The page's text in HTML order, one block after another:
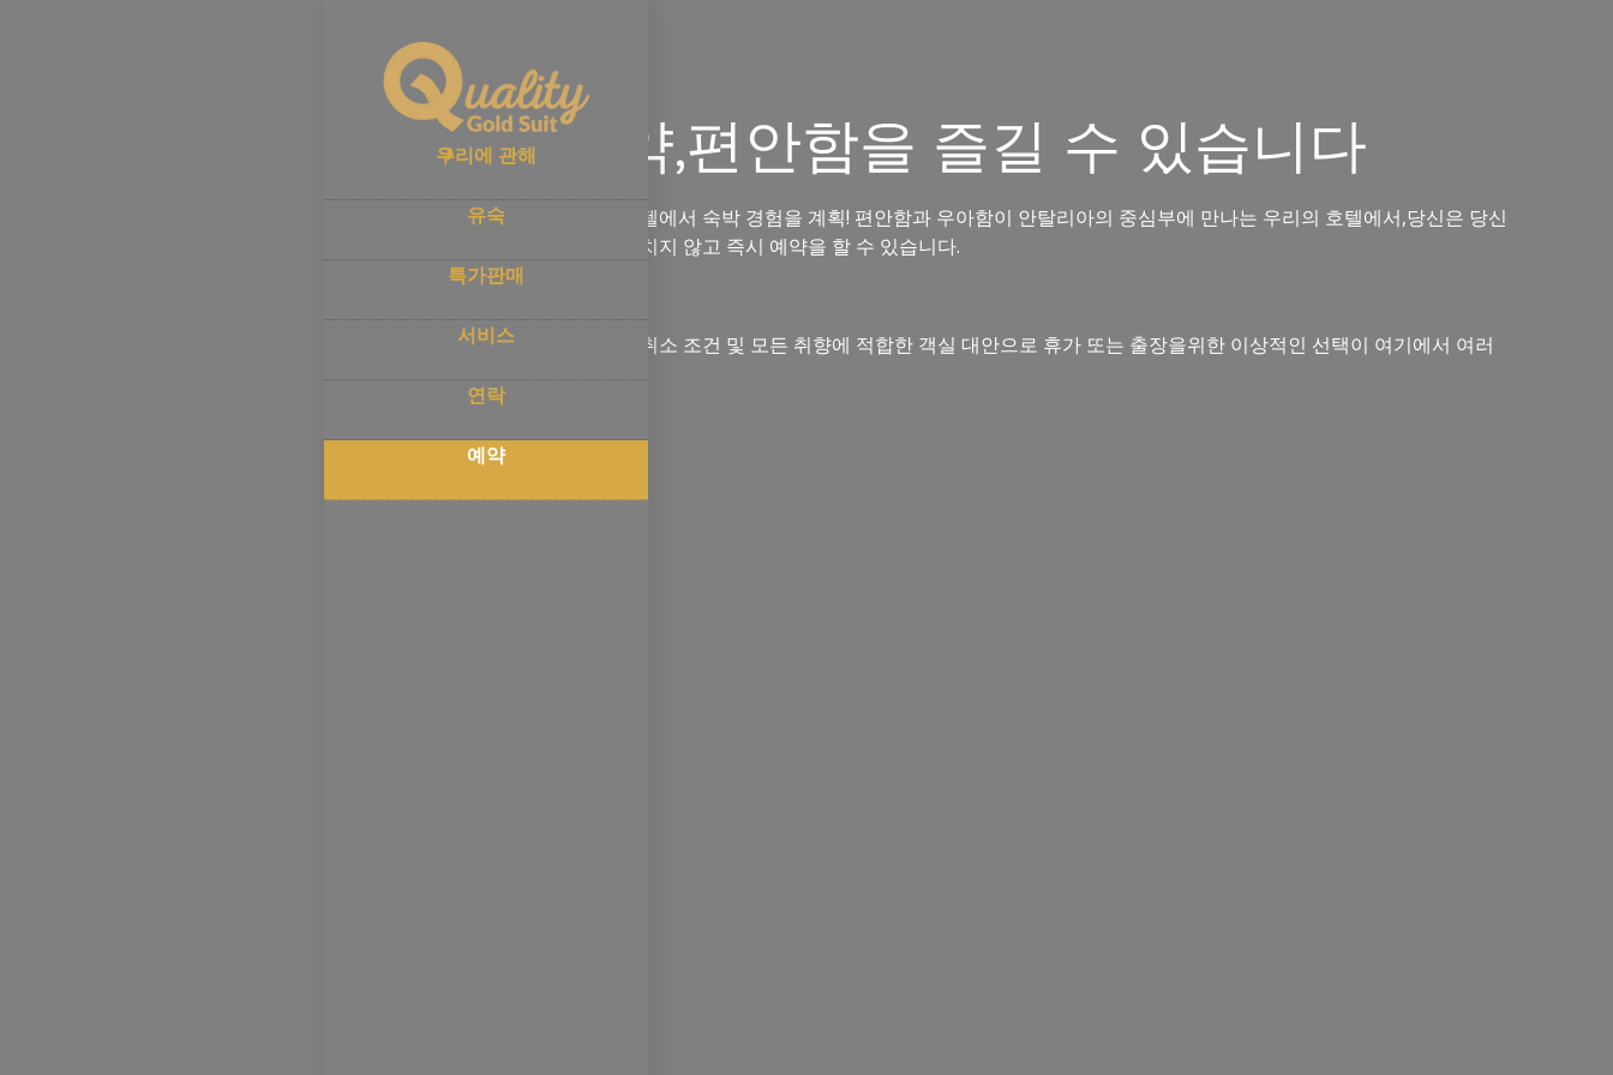
우리에 관해
유숙
특가판매
서비스
연락
예약
홈 – 예약
지금 예약,편안함을 즐길 수 있습니다
지금 품질 골드 스위트 호텔에서 숙박 경험을 계획! 편안함과 우아함이 안탈리아의 중심부에 만나는 우리의 호텔에서,당신은 당신
을 위해 특별한 기회를 놓치지 않고 즉시 예약을 할 수 있습니다.
안전한 지불 옵션,유연한 취소 조건 및 모든 취향에 적합한 객실 대안으로 휴가 또는 출장을위한 이상적인 선택이 여기에서 여러
분을 기다리고 있습니다.